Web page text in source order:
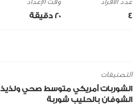
4
20 ‎دقيقة
التصنيفات
الشوربات أمريكي متوسط صحي ولذيذ
الشوفان بالحليب شوربة